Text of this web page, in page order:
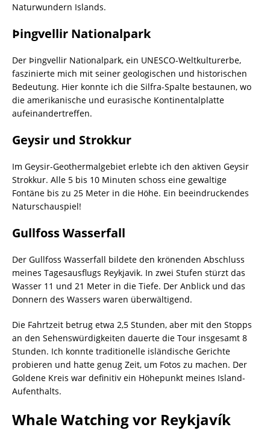
Naturwundern Islands.
Þingvellir Nationalpark
Der Þingvellir Nationalpark, ein UNESCO-Weltkulturerbe,
faszinierte mich mit seiner geologischen und historischen
Bedeutung. Hier konnte ich die Silfra-Spalte bestaunen, wo
die amerikanische und eurasische Kontinentalplatte
aufeinandertreffen.
Geysir und Strokkur
Im Geysir-Geothermalgebiet erlebte ich den aktiven Geysir
Strokkur. Alle 5 bis 10 Minuten schoss eine gewaltige
Fontäne bis zu 25 Meter in die Höhe. Ein beeindruckendes
Naturschauspiel!
Gullfoss Wasserfall
Der Gullfoss Wasserfall bildete den krönenden Abschluss
meines Tagesausflugs Reykjavik. In zwei Stufen stürzt das
Wasser 11 und 21 Meter in die Tiefe. Der Anblick und das
Donnern des Wassers waren überwältigend.
Die Fahrtzeit betrug etwa 2,5 Stunden, aber mit den Stopps
an den Sehenswürdigkeiten dauerte die Tour insgesamt 8
Stunden. Ich konnte traditionelle isländische Gerichte
probieren und hatte genug Zeit, um Fotos zu machen. Der
Goldene Kreis war definitiv ein Höhepunkt meines Island-
Aufenthalts.
Whale Watching vor Reykjavík